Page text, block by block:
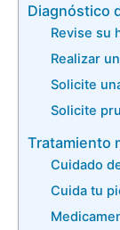
Diagnóstico
Revise su
Realizar
Solicite
Solicite
Tratamiento
Cuidado
Cuida tu